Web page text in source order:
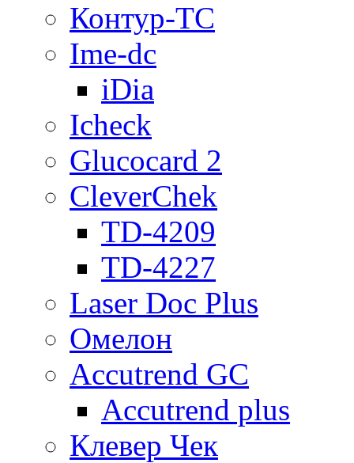
Контур-ТС
Ime-dc
iDia
Icheck
Glucocard 2
CleverChek
TD-4209
TD-4227
Laser Doc Plus
Омелон
Accutrend GC
Accutrend plus
Клевер Чек